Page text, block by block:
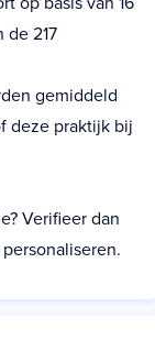
de 217
gemiddeld
deze praktijk bij
Verifieer dan